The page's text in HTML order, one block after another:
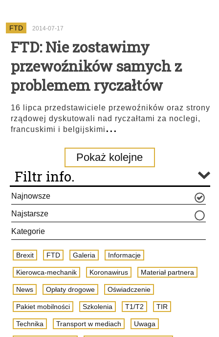
FTD 2014-07-17
FTD: Nie zostawimy
przewoźników samych z
problemem ryczałtów
16 lipca przedstawiciele przewoźników oraz strony
rządowej dyskutowali nad ryczałtami za noclegi,
francuskimi i belgijskimi...
Pokaż kolejne
Filtr info.
Najnowsze
Najstarsze
Kategorie
Brexit FTD Galeria Informacje
Kierowca-mechanik Koronawirus Materiał partnera
News Opłaty drogowe Oświadczenie
Pakiet mobilności Szkolenia T1/T2 TIR
Technika Transport w mediach Uwaga